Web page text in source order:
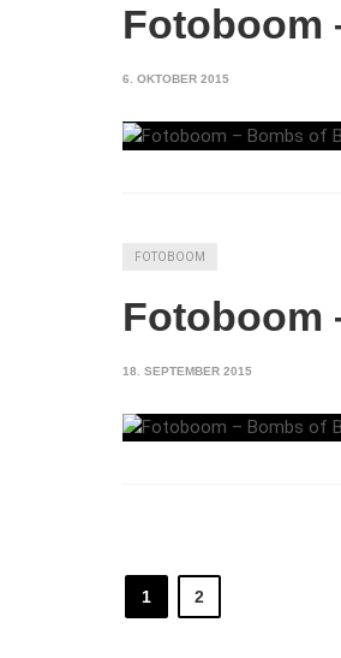
Fotoboom
6. OKTOBER 2015
FOTOBOOM
Fotoboom
18. SEPTEMBER 2015
1 2